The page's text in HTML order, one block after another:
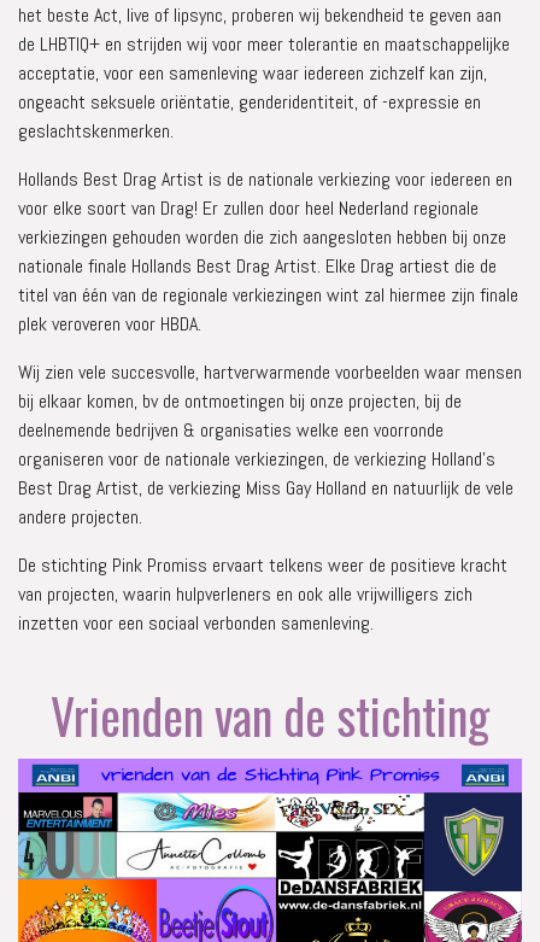
het beste Act, live of lipsync, proberen wij bekendheid te geven aan
de LHBTIQ+ en strijden wij voor meer tolerantie en maatschappelijke
acceptatie, voor een samenleving waar iedereen zichzelf kan zijn,
ongeacht seksuele oriëntatie, genderidentiteit, of -expressie en
geslachtskenmerken.
Hollands Best Drag Artist is de nationale verkiezing voor iedereen en
voor elke soort van Drag! Er zullen door heel Nederland regionale
verkiezingen gehouden worden die zich aangesloten hebben bij onze
nationale finale Hollands Best Drag Artist. Elke Drag artiest die de
titel van één van de regionale verkiezingen wint zal hiermee zijn finale
plek veroveren voor HBDA.
Wij zien vele succesvolle, hartverwarmende voorbeelden waar mensen
bij elkaar komen, bv de ontmoetingen bij onze projecten, bij de
deelnemende bedrijven & organisaties welke een voorronde
organiseren voor de nationale verkiezingen, de verkiezing Holland’s
Best Drag Artist, de verkiezing Miss Gay Holland en natuurlijk de vele
andere projecten.
De stichting Pink Promiss ervaart telkens weer de positieve kracht
van projecten, waarin hulpverleners en ook alle vrijwilligers zich
inzetten voor een sociaal verbonden samenleving.
Vrienden van de stichting